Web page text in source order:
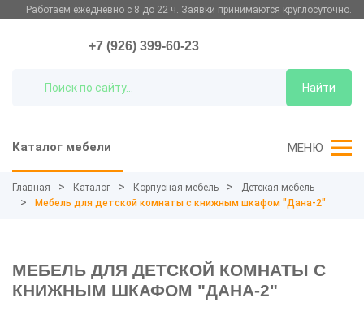
Работаем ежедневно с 8 до 22 ч. Заявки принимаются круглосуточно.
Найти
+7 (926) 399-60-23
Каталог мебели МЕНЮ
Главная Каталог Корпусная мебель
Детская мебель
Мебель для детской комнаты с книжным шкафом "Дана-2"
МЕБЕЛЬ ДЛЯ ДЕТСКОЙ КОМНАТЫ С
КНИЖНЫМ ШКАФОМ "ДАНА-2"